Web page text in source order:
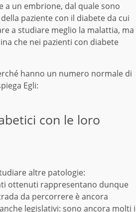
a un embrione, dal quale sono
paziente con il diabete da cui
a studiare meglio la malattia, ma
che nei pazienti con diabete
hanno un numero normale di
Egli:
con le loro
altre patologie:
ottenuti rappresentano dunque
da percorrere è ancora
legislativi: sono ancora molti i